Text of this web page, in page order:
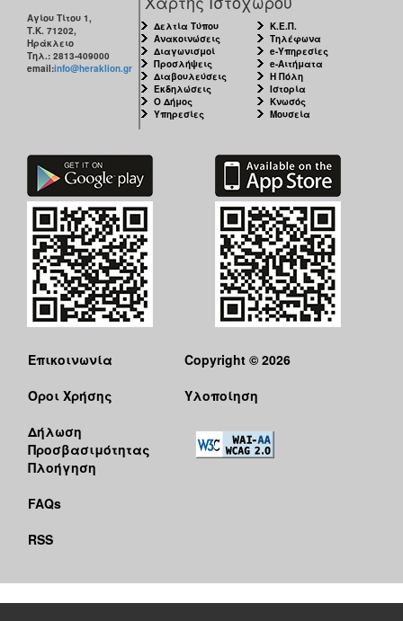
Αγίου Τίτου 1,
Τ.Κ. 71202,
Ηράκλειο
Τηλ.: 2813-409000
email:info@heraklion.gr
Δελτία Τύπου
Ανακοινώσεις
Διαγωνισμοί
Προσλήψεις
Διαβουλεύσεις
Εκδηλώσεις
Ο Δήμος
Υπηρεσίες
Κ.Ε.Π.
Τηλέφωνα
e-Υπηρεσίες
e-Αιτήματα
Η Πόλη
Ιστορία
Κνωσός
Μουσεία
Επικοινωνία
Όροι Χρήσης
Δήλωση
Προσβασιμότητας
Πλοήγηση
FAQs
RSS
Copyright © 2026
Υλοποίηση